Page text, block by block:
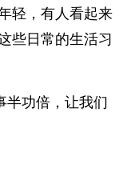
轻，有人看起来
些日常的生活习
半功倍，让我们